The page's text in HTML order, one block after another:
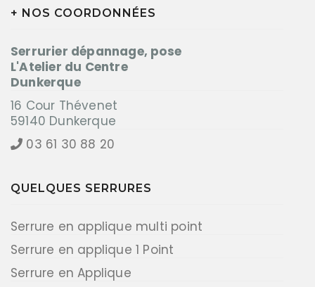
+ NOS COORDONNÉES
Serrurier dépannage, pose
L'Atelier du Centre
Dunkerque
16 Cour Thévenet
59140 Dunkerque
03 61 30 88 20
QUELQUES SERRURES
Serrure en applique multi point
Serrure en applique 1 Point
Serrure en Applique